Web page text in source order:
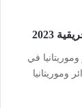
2023
في
الجزائر وموريتانيا